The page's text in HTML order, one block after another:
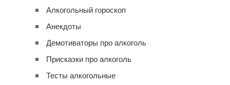
Алкогольный гороскоп
Анекдоты
Демотиваторы про алкоголь
Присказки про алкоголь
Тесты алкогольные